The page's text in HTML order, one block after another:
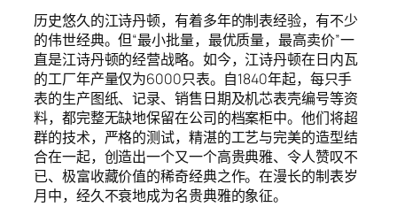
历史悠久的江诗丹顿，有着多年的制表经验，有不少
的伟世经典。但“最小批量，最优质量，最高卖价”一
直是江诗丹顿的经营战略。如今，江诗丹顿在日内瓦
的工厂年产量仅为6000只表。自1840年起，每只手
表的生产图纸、记录、销售日期及机芯表壳编号等资
料，都完整无缺地保留在公司的档案柜中。他们将超
群的技术，严格的测试，精湛的工艺与完美的造型结
合在一起，创造出一个又一个高贵典雅、令人赞叹不
已、极富收藏价值的稀奇经典之作。在漫长的制表岁
月中，经久不衰地成为名贵典雅的象征。